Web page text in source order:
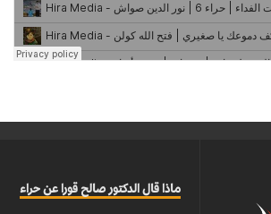
ماذا قال الدكتور صالح قورا عن حراء